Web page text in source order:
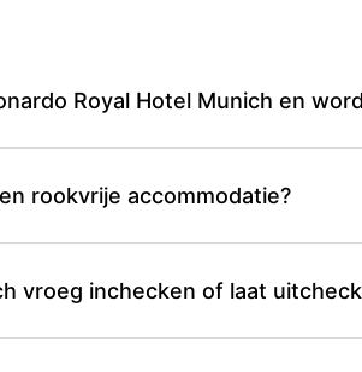
Royal Hotel Munich en
rookvrije accommodatie?
vroeg inchecken of laat